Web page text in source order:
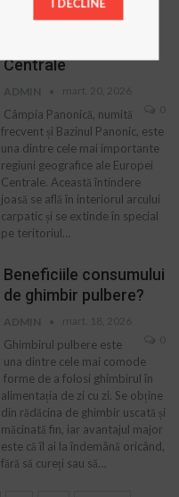
regiunea fertilă din
Centrale
ADMIN
mart. 20, 2026
0
Câmpia Panonică, numită
frecvent și Bazinul Panonic, este
una dintre cele mai importante
regiuni geografice ale Europei
Centrale. Această întindere
joasă se află în interiorul arcului
carpatic și se extinde în special
pe teritoriul…
Beneficiile consumului
de ghimbir pulbere?
ADMIN
mart. 18, 2026
0
Ghimbirul pulbere este
una dintre cele mai comode
forme de a folosi ghimbirul în
alimentația de zi cu zi. Se obține
din rădăcina de ghimbir uscată și
măcinată fin, iar avantajul major
este că îl ai la îndemână oricând,
fără să cureți sau să…